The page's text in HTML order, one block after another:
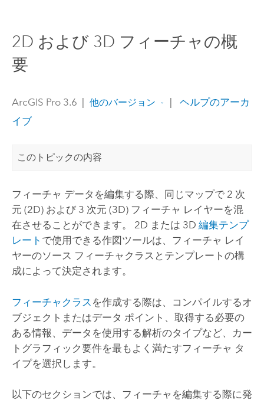
2D および 3D フィーチャの概
要
ArcGIS Pro 3.6 | 他のバージョン |
ヘルプのアーカ
イブ
このトピックの内容
フィーチャ データを編集する際、同じマップで 2 次
元 (2D) および 3 次元 (3D) フィーチャ レイヤーを混
在させることができます。 2D または 3D 編集テンプ
レート で使用できる作図ツールは、フィーチャ レイ
ヤーのソース フィーチャクラスとテンプレートの構
成によって決定されます。
フィーチャクラス を作成する際は、コンパイルするオ
ブジェクトまたはデータ ポイント、取得する必要の
ある情報、データを使用する解析のタイプなど、カー
トグラフィック要件を最もよく満たすフィーチャ タ
イプを選択します。
以下のセクションでは、フィーチャを編集する際に発